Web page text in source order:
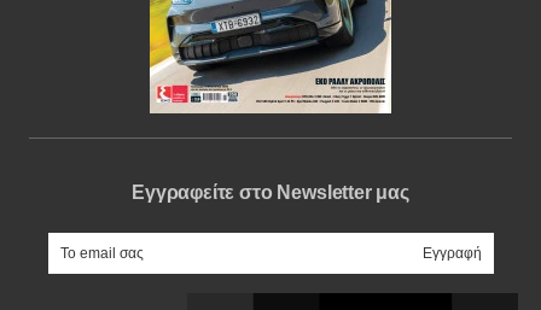
Εγγραφείτε στο Newsletter μας
e-mail